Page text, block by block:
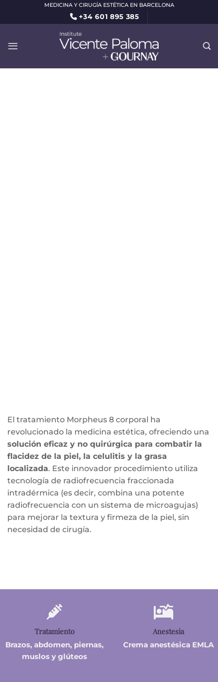
MEDICINA Y CIRUGÍA ESTÉTICA EN BARCELONA
+34 601 895 385
El tratamiento Morpheus 8 corporal ha
revolucionado la medicina estética, ofreciendo una
solución eficaz y no quirúrgica para combatir la
flacidez de la piel, la celulitis y la grasa
localizada. Este innovador procedimiento utiliza
tecnología de radiofrecuencia fraccionada
intradérmica (es decir, combina una potente
radiofrecuencia con un sistema de microagujas)
para mejorar la textura y firmeza de la piel, sin
necesidad de cirugía.
Tratamiento
Brazos, abdomen, piernas,
muslos y glúteos
Anestesia
Crema anestésica EMLA